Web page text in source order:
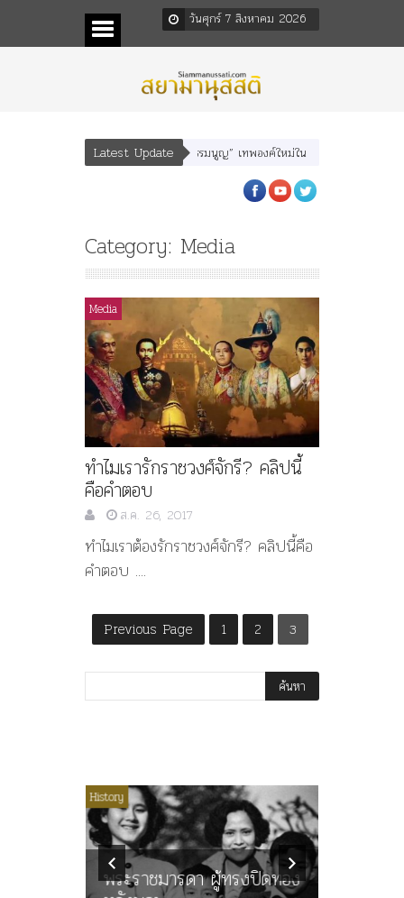
วันศุกร์ 7 สิงหาคม 2026
Latest Update
หเสนา” “อรุณเทพบุตร” และ “เทพีรัฐธรรมนูญ” เทพองค์ใหม่ใน “ศิลปะคณะราษฎร”
Category: Media
Media
ทำไมเรารักราชวงศ์จักรี? คลิปนี้
คือคำตอบ
ส.ค. 26, 2017
ทำไมเราต้องรักราชวงศ์จักรี? คลิปนี้คือ
คำตอบ ....
Previous Page 1 2 3
History
พระราชมารดา ผู้ทรงปิดทอง